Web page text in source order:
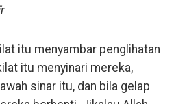
itu menyambar penglihatan
itu menyinari mereka,
sinar itu, dan bila gelap